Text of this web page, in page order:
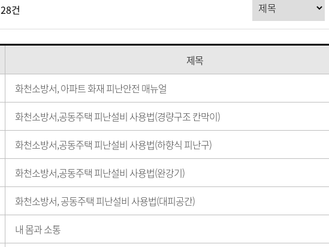
28건
제목
화천소방서, 아파트 화재 피난안전 매뉴얼
화천소방서,공동주택 피난설비 사용법(경량구조 칸막이)
화천소방서,공동주택 피난설비 사용법(하향식 피난구)
화천소방서,공동주택 피난설비 사용법(완강기)
화천소방서, 공동주택 피난설비 사용법(대피공간)
내 몸과 소통